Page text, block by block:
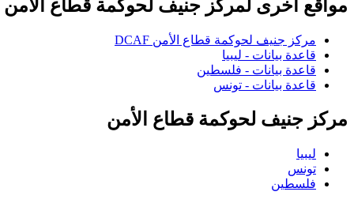
مواقع أخرى لمركز جنيف لحوكمة قطاع الأمن
مركز جنيف لحوكمة قطاع الأمن DCAF
قاعدة بيانات - ليبيا
قاعدة بيانات - فلسطين
قاعدة بيانات - تونس
مركز جنيف لحوكمة قطاع الأمن
ليبيا
تونس
فلسطين